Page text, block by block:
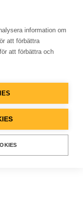
till
information om
att förbättra
att förbättra och